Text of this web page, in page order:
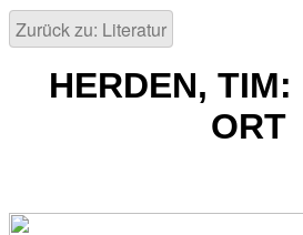
Zurück zu: Literatur
HERDEN,
ORT